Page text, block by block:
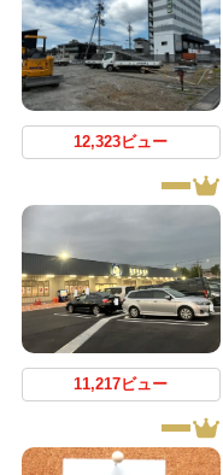
12,323ビュー
11,217ビュー